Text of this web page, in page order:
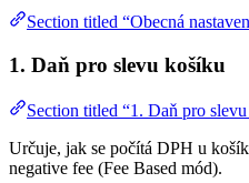
Section titled “Obecná
1. Daň pro slevu košíku
Section titled “1. Daň pro
Určuje, jak se počítá DPH u
negative fee (Fee Based mód).